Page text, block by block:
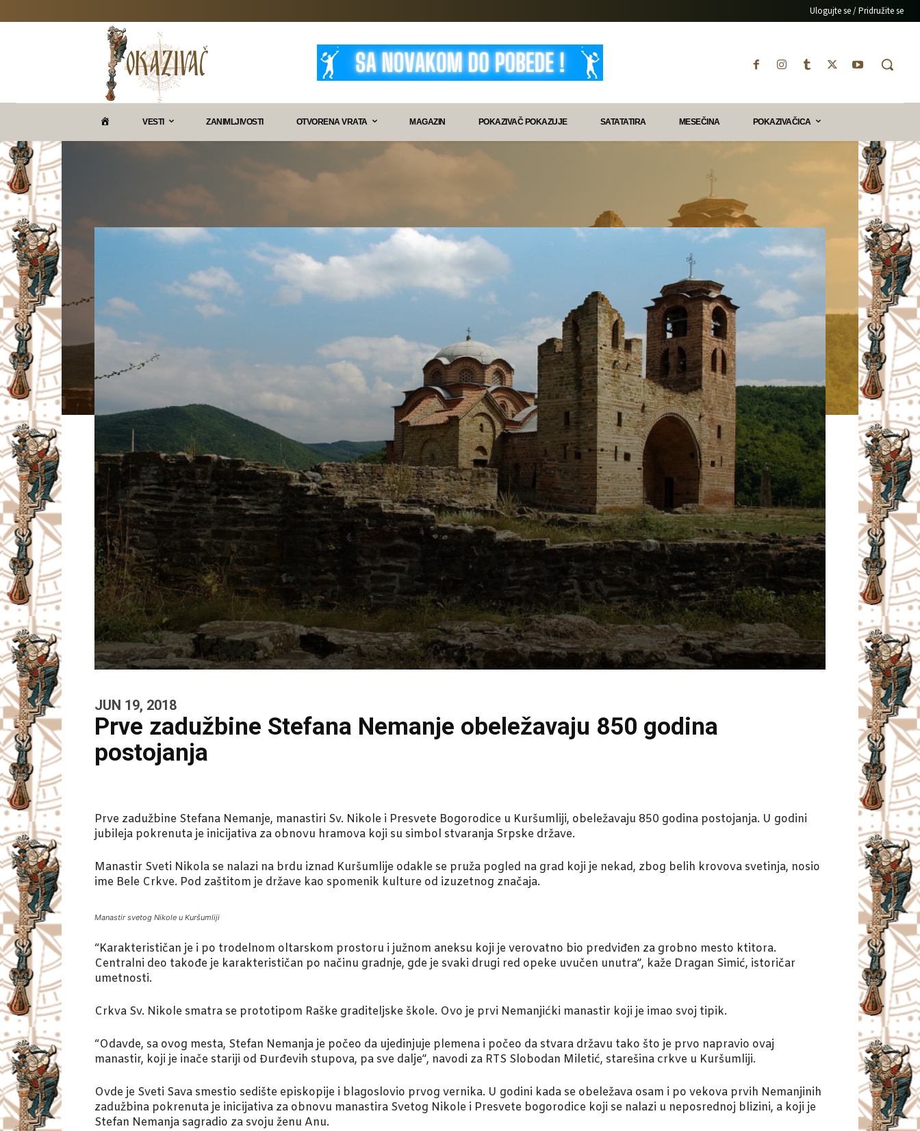
Ulogujte se / Pridružite se
A
VESTI ZANIMLJIVOSTI OTVORENA VRATA MAGAZIN POKAZIVAČ POKAZUJE SATATATIRA MESEČINA POKAZIVAČICA
JUN 19, 2018
Prve zadužbine Stefana Nemanje obeležavaju 850 godina
postojanja
Prve zadužbine Stefana Nemanje, manastiri Sv. Nikole i Presvete Bogorodice u Kuršumliji, obeležavaju 850 godina postojanja. U godini
jubileja pokrenuta je inicijativa za obnovu hramova koji su simbol stvaranja Srpske države.
Manastir Sveti Nikola se nalazi na brdu iznad Kuršumlije odakle se pruža pogled na grad koji je nekad, zbog belih krovova svetinja, nosio
ime Bele Crkve. Pod zaštitom je države kao spomenik kulture od izuzetnog značaja.
Manastir svetog Nikole u Kuršumliji
“Karakterističan je i po trodelnom oltarskom prostoru i južnom aneksu koji je verovatno bio predviđen za grobno mesto ktitora.
Centralni deo takođe je karakterističan po načinu gradnje, gde je svaki drugi red opeke uvučen unutra”, kaže Dragan Simić, istoričar
umetnosti.
Crkva Sv. Nikole smatra se prototipom Raške graditeljske škole. Ovo je prvi Nemanjićki manastir koji je imao svoj tipik.
“Odavde, sa ovog mesta, Stefan Nemanja je počeo da ujedinjuje plemena i počeo da stvara državu tako što je prvo napravio ovaj
manastir, koji je inače stariji od Đurđevih stupova, pa sve dalje”, navodi za RTS Slobodan Miletić, starešina crkve u Kuršumliji.
Ovde je Sveti Sava smestio sedište episkopije i blagoslovio prvog vernika. U godini kada se obeležava osam i po vekova prvih Nemanjinih
zadužbina pokrenuta je inicijativa za obnovu manastira Svetog Nikole i Presvete bogorodice koji se nalazi u neposrednoj blizini, a koji je
Stefan Nemanja sagradio za svoju ženu Anu.